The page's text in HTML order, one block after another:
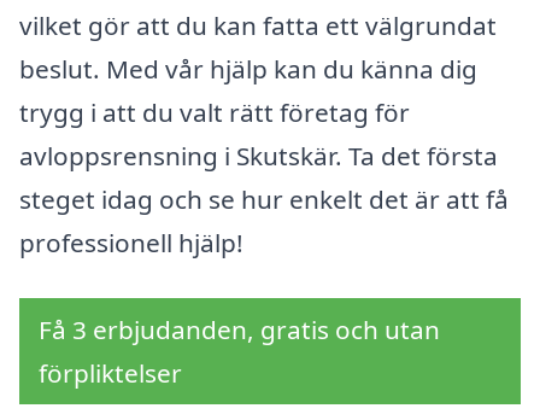
vilket gör att du kan fatta ett välgrundat
beslut. Med vår hjälp kan du känna dig
trygg i att du valt rätt företag för
avloppsrensning i Skutskär. Ta det första
steget idag och se hur enkelt det är att få
professionell hjälp!
Få 3 erbjudanden, gratis och utan
förpliktelser